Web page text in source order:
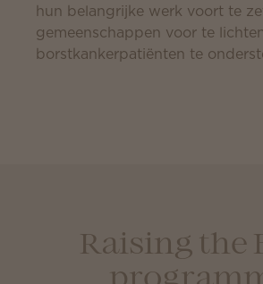
hun belangrijke werk voort te
gemeenschappen voor te
borstkankerpatiënten te
Raising the